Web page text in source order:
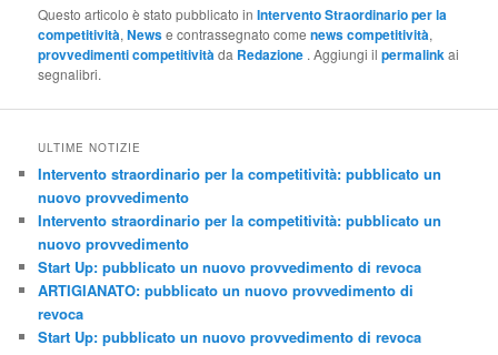
Questo articolo è stato pubblicato inIntervento Straordinario per la
competitività,Newse contrassegnato comenews competitività,
provvedimenti competitivitàda Redazione . Aggiungi ilpermalinkai
segnalibri.
ULTIME NOTIZIE
Intervento straordinario per la competitività: pubblicato un
nuovo provvedimento
Intervento straordinario per la competitività: pubblicato un
nuovo provvedimento
Start Up: pubblicato un nuovo provvedimento di revoca
ARTIGIANATO: pubblicato un nuovo provvedimento di
revoca
Start Up: pubblicato un nuovo provvedimento di revoca